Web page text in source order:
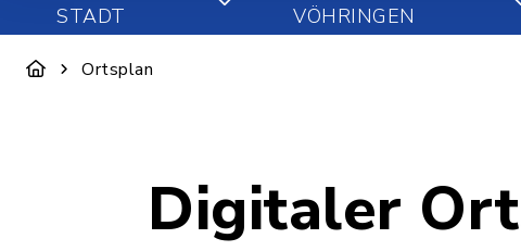
STADT
VÖHRINGEN
Ortsplan
Digitaler